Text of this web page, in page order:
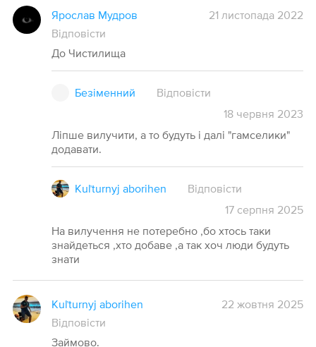
Ярослав Мудров
21 листопада 2022
Відповісти
До Чистилища
Безіменний
Відповісти
18 червня 2023
Ліпше вилучити, а то будуть і далі "гамселики"
додавати.
Kuľturnyj aborihen
Відповісти
17 серпня 2025
На вилучення не потеребно ,бо хтось таки
знайдеться ,хто добаве ,а так хоч люди будуть
знати
Kuľturnyj aborihen
22 жовтня 2025
Відповісти
Займово.